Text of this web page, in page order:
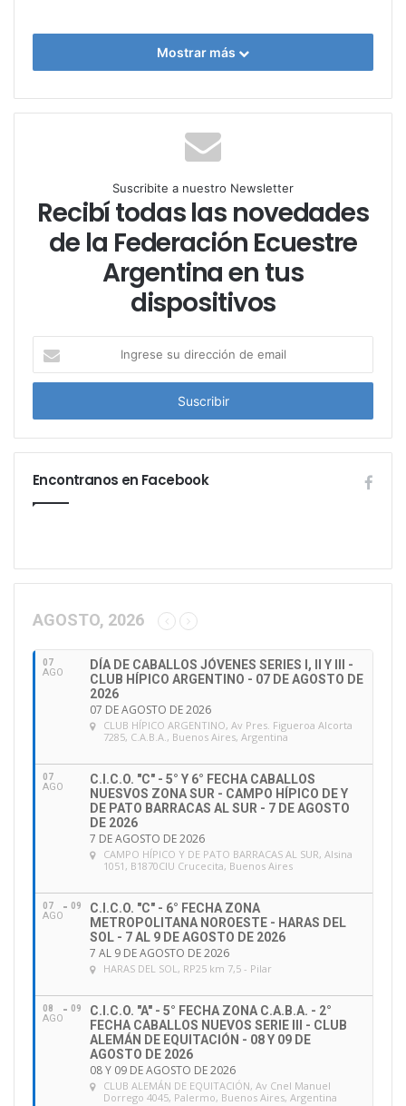
Mostrar más
Suscribite a nuestro Newsletter
Recibí todas las novedades
de la Federación Ecuestre
Argentina en tus
dispositivos
g
e
s
s
e
c
ó
a
Encontranos en Facebook
AGOSTO, 2026
07
AGO
DÍA DE CABALLOS JÓVENES SERIES I, II Y III -
CLUB HÍPICO ARGENTINO - 07 DE AGOSTO DE
2026
07 DE AGOSTO DE 2026
CLUB HÍPICO ARGENTINO, Av Pres. Figueroa Alcorta
7285, C.A.B.A., Buenos Aires, Argentina
07
AGO
C.I.C.O. "C" - 5° Y 6° FECHA CABALLOS
NUESVOS ZONA SUR - CAMPO HÍPICO DE Y
DE PATO BARRACAS AL SUR - 7 DE AGOSTO
DE 2026
7 DE AGOSTO DE 2026
CAMPO HÍPICO Y DE PATO BARRACAS AL SUR, Alsina
1051, B1870CIU Crucecita, Buenos Aires
07
AGO
09
C.I.C.O. "C" - 6° FECHA ZONA
METROPOLITANA NOROESTE - HARAS DEL
SOL - 7 AL 9 DE AGOSTO DE 2026
7 AL 9 DE AGOSTO DE 2026
HARAS DEL SOL, RP25 km 7,5 - Pilar
08
AGO
09
C.I.C.O. "A" - 5° FECHA ZONA C.A.B.A. - 2°
FECHA CABALLOS NUEVOS SERIE III - CLUB
ALEMÁN DE EQUITACIÓN - 08 Y 09 DE
AGOSTO DE 2026
08 Y 09 DE AGOSTO DE 2026
CLUB ALEMÁN DE EQUITACIÓN, Av Cnel Manuel
Dorrego 4045, Palermo, Buenos Aires, Argentina